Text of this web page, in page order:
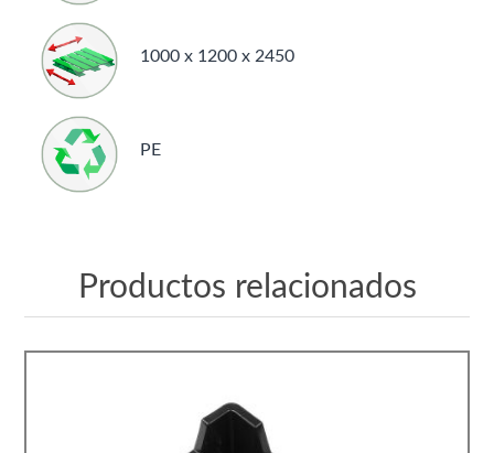
1000 x 1200 x 2450
PE
Productos relacionados